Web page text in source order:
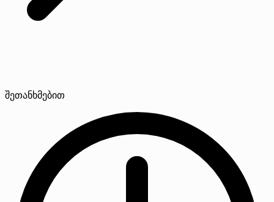
შეთანხმებით